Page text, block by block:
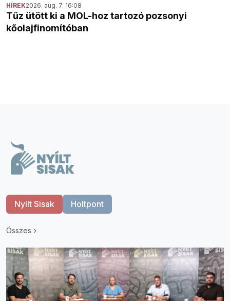
HÍREK2026. aug. 7. 16:08
Tűz ütött ki a MOL-hoz tartozó pozsonyi
kőolajfinomítóban
Nyílt Sisak Holtpont
Összes